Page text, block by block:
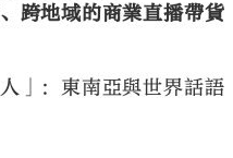
跨地域的商業直播帶貨
」：東南亞與世界話語